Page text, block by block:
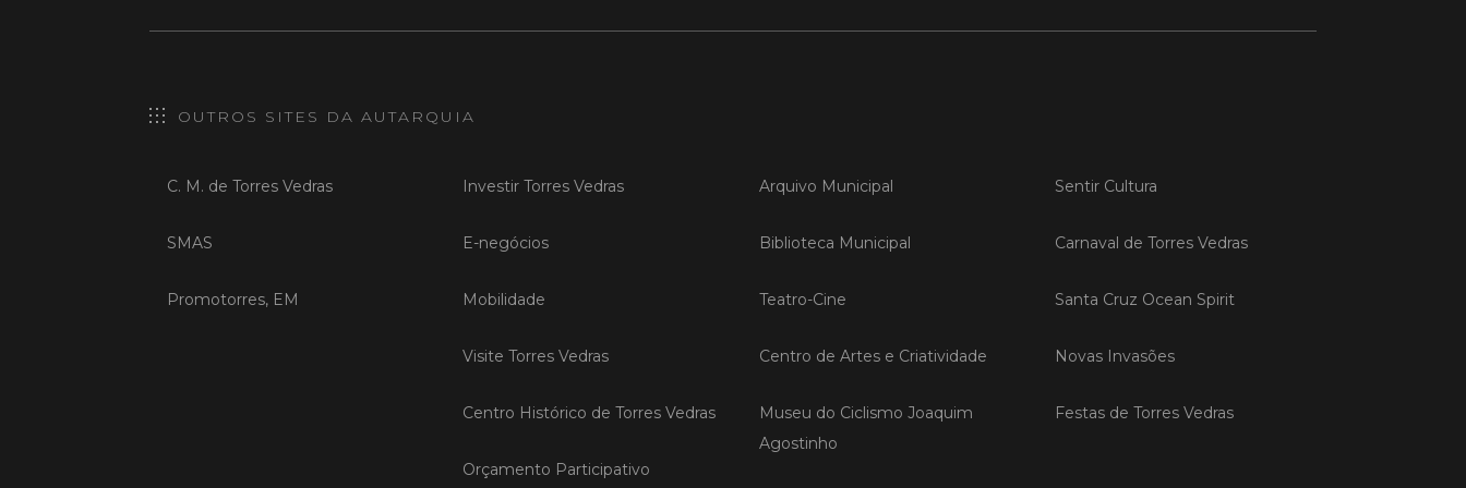
Torres Vedras recebeu a 13.ª
A Semana INOV-E – Empreender em Torres
empresarial e especialistas num conjunto de
competências empreendedoras.
OUTROS SITES DA AUTARQUIA
C. M. de Torres Vedras
SMAS
Promotorres, EM
Investir Torres Vedras
E-negócios
Mobilidade
Visite Torres Vedras
Centro Histórico de Torres Vedras
Orçamento Participativo
Arquivo Municipal
Biblioteca Municipal
Teatro-Cine
Centro de Artes e Criatividade
Museu do Ciclismo Joaquim
Agostinho
Sentir Cultura
Carnaval de Torres Vedras
Santa Cruz Ocean Spirit
Novas Invasões
Festas de Torres Vedras